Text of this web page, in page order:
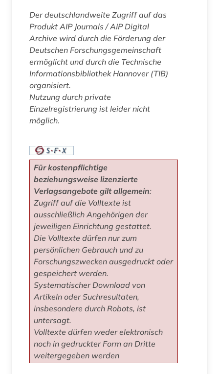
Der deutschlandweite Zugriff auf das
Produkt AIP Journals / AIP Digital
Archive wird durch die Förderung der
Deutschen Forschungsgemeinschaft
ermöglicht und durch die Technische
Informationsbibliothek Hannover (TIB)
organisiert.
Nutzung durch private
Einzelregistrierung ist leider nicht
möglich.
Für kostenpflichtige
beziehungsweise lizenzierte
Verlagsangebote gilt allgemein:
Zugriff auf die Volltexte ist
ausschließlich Angehörigen der
jeweiligen Einrichtung gestattet.
Die Volltexte dürfen nur zum
persönlichen Gebrauch und zu
Forschungszwecken ausgedruckt oder
gespeichert werden.
Systematischer Download von
Artikeln oder Suchresultaten,
insbesondere durch Robots, ist
untersagt.
Volltexte dürfen weder elektronisch
noch in gedruckter Form an Dritte
weitergegeben werden